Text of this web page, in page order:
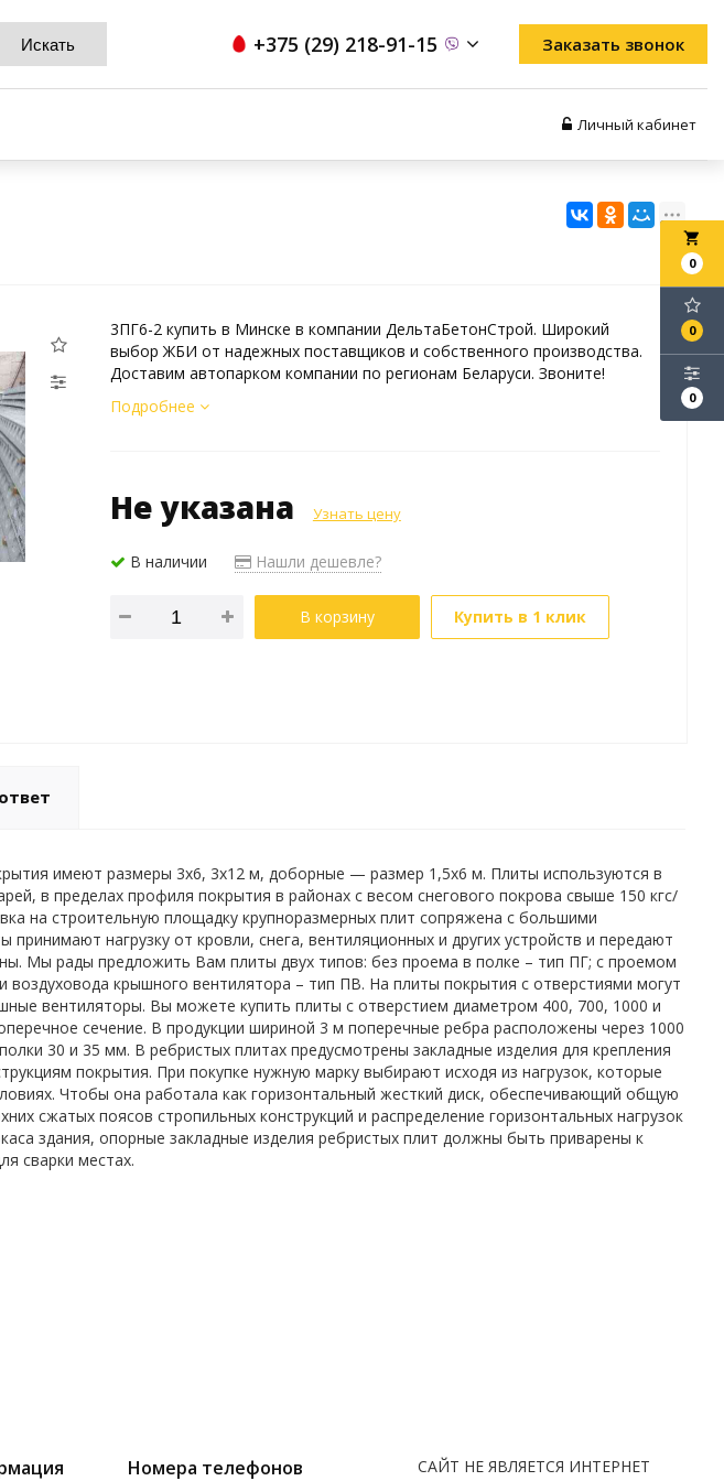
+375 (29) 218-91-15 Заказать звонок
Личный кабинет
local_grocery_store
0
0
0
3ПГ6-2 купить в Минске в компании ДельтаБетонСтрой. Широкий
выбор ЖБИ от надежных поставщиков и собственного производства.
Доставим автопарком компании по регионам Беларуси. Звоните!
Подробнее
Не указана Узнать цену
В наличии Нашли дешевле?
В корзину Купить в 1 клик
имеют размеры 3х6, 3х12 м, доборные — размер 1,5х6 м. Плиты используются в
в пределах профиля покрытия в районах с весом снегового покрова свыше 150 кгс/
на строительную площадку крупноразмерных плит сопряжена с большими
нагрузку от кровли, снега, вентиляционных и других устройств и передают
Мы рады предложить Вам плиты двух типов: без проема в полке – тип ПГ; с проемом
воздуховода крышного вентилятора – тип ПВ. На плиты покрытия с отверстиями могут
вентиляторы. Вы можете купить плиты с отверстием диаметром 400, 700, 1000 и
сечение. В продукции шириной 3 м поперечные ребра расположены через 1000
30 и 35 мм. В ребристых плитах предусмотрены закладные изделия для крепления
покрытия. При покупке нужную марку выбирают исходя из нагрузок, которые
Чтобы она работала как горизонтальный жесткий диск, обеспечивающий общую
сжатых поясов стропильных конструкций и распределение горизонтальных нагрузок
здания, опорные закладные изделия ребристых плит должны быть приварены к
сварки местах.
Номера телефонов
САЙТ НЕ ЯВЛЯЕТСЯ ИНТЕРНЕТ